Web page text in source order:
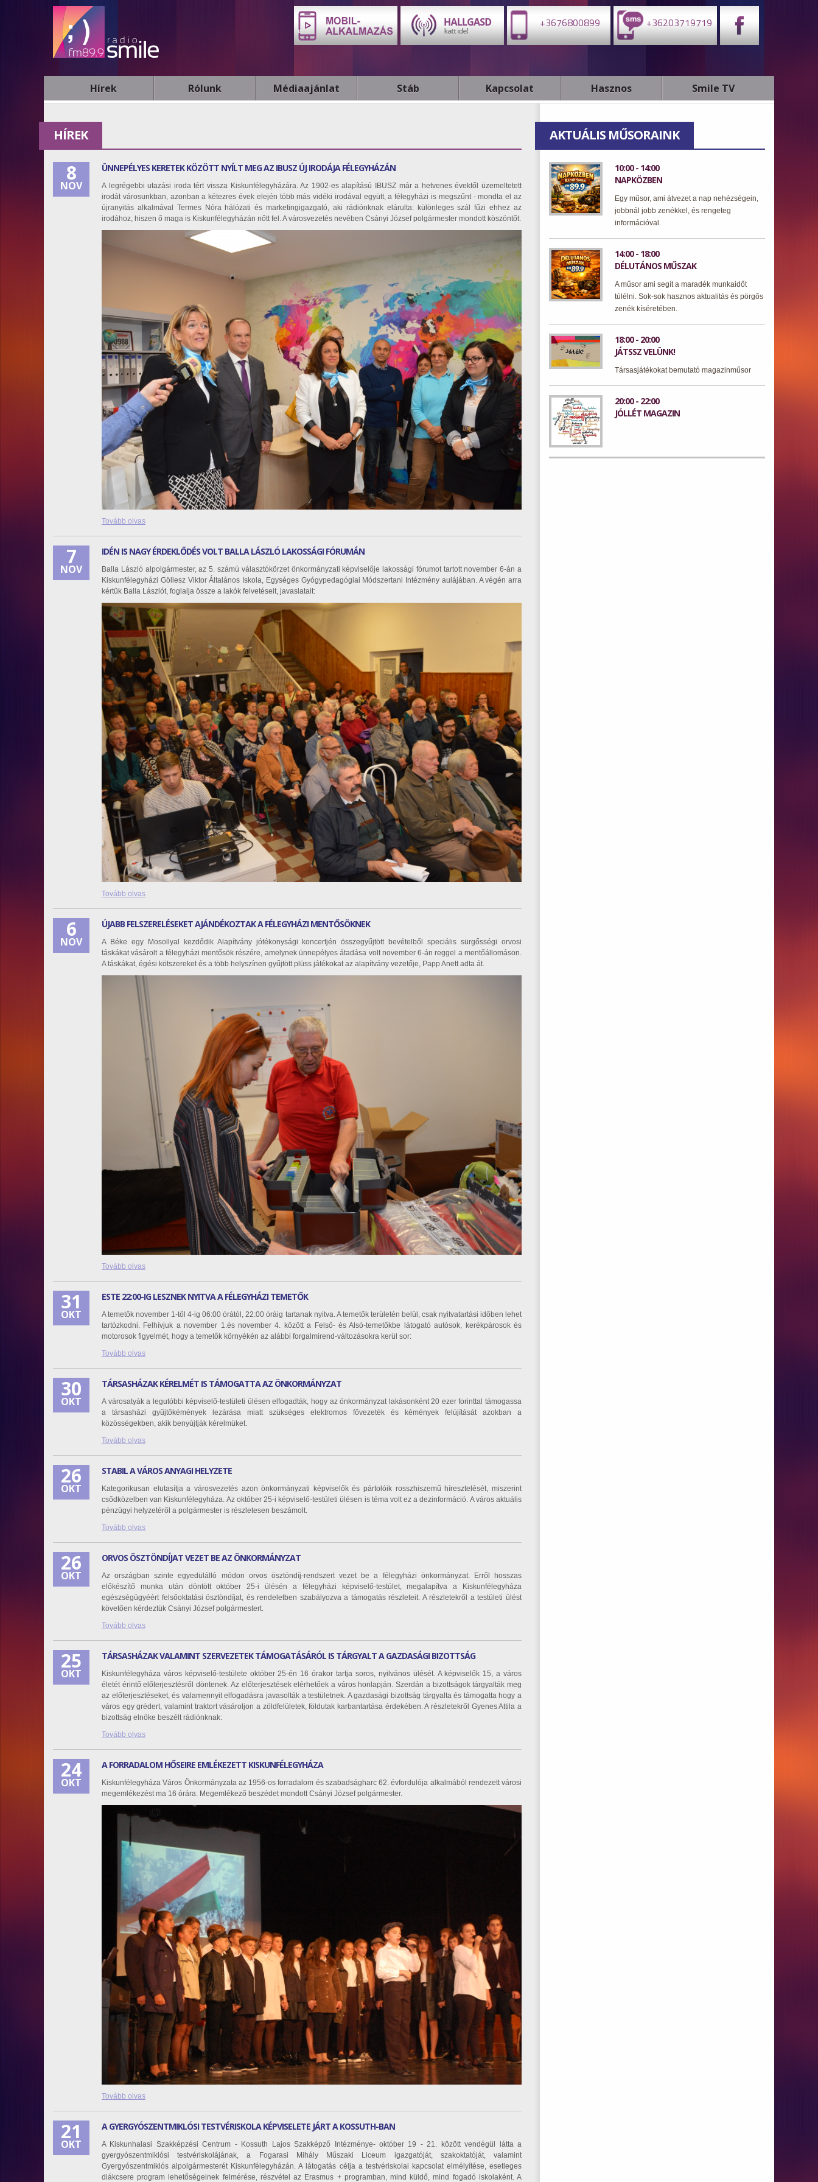
+3676800899 +36203719719
Hírek Rólunk Médiaajánlat Stáb Kapcsolat Hasznos Smile TV
HÍREK
8
NOV
ÜNNEPÉLYES KERETEK KÖZÖTT NYÍLT MEG AZ IBUSZ ÚJ IRODÁJA FÉLEGYHÁZÁN
A legrégebbi utazási iroda tért vissza Kiskunfélegyházára. Az 1902-es alapítású IBUSZ már a hetvenes évektől üzemeltetett
irodát városunkban, azonban a kétezres évek elején több más vidéki irodával együtt, a félegyházi is megszűnt - mondta el az
újranyitás alkalmával Termes Nóra hálózati és marketingigazgató, aki rádiónknak elárulta: különleges szál fűzi ehhez az
irodához, hiszen ő maga is Kiskunfélegyházán nőtt fel. A városvezetés nevében Csányi József polgármester mondott köszöntőt.
Tovább olvas
7
NOV
IDÉN IS NAGY ÉRDEKLŐDÉS VOLT BALLA LÁSZLÓ LAKOSSÁGI FÓRUMÁN
Balla László alpolgármester, az 5. számú választókörzet önkormányzati képviselője lakossági fórumot tartott november 6-án a
Kiskunfélegyházi Göllesz Viktor Általános Iskola, Egységes Gyógypedagógiai Módszertani Intézmény aulájában. A végén arra
kértük Balla Lászlót, foglalja össze a lakók felvetéseit, javaslatait:
Tovább olvas
6
NOV
ÚJABB FELSZERELÉSEKET AJÁNDÉKOZTAK A FÉLEGYHÁZI MENTŐSÖKNEK
A Béke egy Mosollyal kezdődik Alapítvány jótékonysági koncertjén összegyűjtött bevételből speciális sürgősségi orvosi
táskákat vásárolt a félegyházi mentősök részére, amelynek ünnepélyes átadása volt november 6-án reggel a mentőállomáson.
A táskákat, égési kötszereket és a több helyszínen gyűjtött plüss játékokat az alapítvány vezetője, Papp Anett adta át.
Tovább olvas
31
OKT
ESTE 22:00-IG LESZNEK NYITVA A FÉLEGYHÁZI TEMETŐK
A temetők november 1-től 4-ig 06:00 órától, 22:00 óráig tartanak nyitva. A temetők területén belül, csak nyitvatartási időben lehet
tartózkodni. Felhívjuk a november 1.és november 4. között a Felső- és Alsó-temetőkbe látogató autósok, kerékpárosok és
motorosok figyelmét, hogy a temetők környékén az alábbi forgalmirend-változásokra kerül sor:
Tovább olvas
30
OKT
TÁRSASHÁZAK KÉRELMÉT IS TÁMOGATTA AZ ÖNKORMÁNYZAT
A városatyák a legutóbbi képviselő-testületi ülésen elfogadták, hogy az önkormányzat lakásonként 20 ezer forinttal támogassa
a társasházi gyűjtőkémények lezárása miatt szükséges elektromos fővezeték és kémények felújítását azokban a
közösségekben, akik benyújtják kérelmüket.
Tovább olvas
26
OKT
STABIL A VÁROS ANYAGI HELYZETE
Kategorikusan elutasítja a városvezetés azon önkormányzati képviselők és pártolóik rosszhiszemű híresztelését, miszerint
csődközelben van Kiskunfélegyháza. Az október 25-i képviselő-testületi ülésen is téma volt ez a dezinformáció. A város aktuális
pénzügyi helyzetéről a polgármester is részletesen beszámolt.
Tovább olvas
26
OKT
ORVOS ÖSZTÖNDÍJAT VEZET BE AZ ÖNKORMÁNYZAT
Az országban szinte egyedülálló módon orvos ösztöndíj-rendszert vezet be a félegyházi önkormányzat. Erről hosszas
előkészítő munka után döntött október 25-i ülésén a félegyházi képviselő-testület, megalapítva a Kiskunfélegyháza
egészségügyéért felsőoktatási ösztöndíjat, és rendeletben szabályozva a támogatás részleteit. A részletekről a testületi ülést
követően kérdeztük Csányi József polgármestert.
Tovább olvas
25
OKT
TÁRSASHÁZAK VALAMINT SZERVEZETEK TÁMOGATÁSÁRÓL IS TÁRGYALT A GAZDASÁGI BIZOTTSÁG
Kiskunfélegyháza város képviselő-testülete október 25-én 16 órakor tartja soros, nyilvános ülését. A képviselők 15, a város
életét érintő előterjesztésről döntenek. Az előterjesztések elérhetőek a város honlapján. Szerdán a bizottságok tárgyalták meg
az előterjesztéseket, és valamennyit elfogadásra javasolták a testületnek. A gazdasági bizottság tárgyalta és támogatta hogy a
város egy grédert, valamint traktort vásároljon a zöldfelületek, földutak karbantartása érdekében. A részletekről Gyenes Attila a
bizottság elnöke beszélt rádiónknak:
Tovább olvas
24
OKT
A FORRADALOM HŐSEIRE EMLÉKEZETT KISKUNFÉLEGYHÁZA
Kiskunfélegyháza Város Önkormányzata az 1956-os forradalom és szabadságharc 62. évfordulója alkalmából rendezett városi
megemlékezést ma 16 órára. Megemlékező beszédet mondott Csányi József polgármester.
Tovább olvas
21
OKT
A GYERGYÓSZENTMIKLÓSI TESTVÉRISKOLA KÉPVISELETE JÁRT A KOSSUTH-BAN
A Kiskunhalasi Szakképzési Centrum - Kossuth Lajos Szakképző Intézménye- október 19 - 21. között vendégül látta a
gyergyószentmiklósi testvériskolájának, a Fogarasi Mihály Műszaki Liceum igazgatóját, szakoktatóját, valamint
Gyergyószentmiklós alpolgármesterét Kiskunfélegyházán. A látogatás célja a testvériskolai kapcsolat elmélyítése, esetleges
diákcsere program lehetőségeinek felmérése, részvétel az Erasmus + programban, mind küldő, mind fogadó iskolaként. A
AKTUÁLIS MŰSORAINK
10:00 - 14:00
NAPKÖZBEN
Egy műsor, ami átvezet a nap nehézségein,
jobbnál jobb zenékkel, és rengeteg
információval.
14:00 - 18:00
DÉLUTÁNOS MŰSZAK
A műsor ami segít a maradék munkaidőt
túlélni. Sok-sok hasznos aktualitás és pörgős
zenék kíséretében.
18:00 - 20:00
JÁTSSZ VELÜNK!
Társasjátékokat bemutató magazinműsor
20:00 - 22:00
JÓLLÉT MAGAZIN